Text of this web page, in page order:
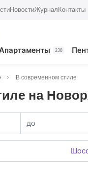
НовостиЖурнал Контакты
238
В современном стиле
на
до